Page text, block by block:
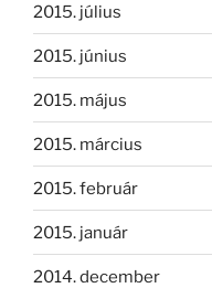
2015. július
2015. június
2015. május
2015. március
2015. február
2015. január
2014. december